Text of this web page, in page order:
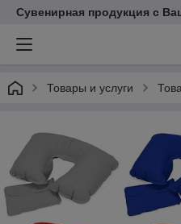
Сувенирная продукция с
Товары и услуги